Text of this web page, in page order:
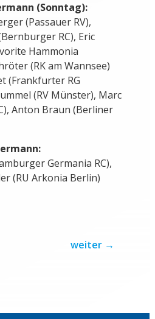
(Sonntag):
(Passauer RV),
RC), Eric
Hammonia
(RK am Wannsee)
(Frankfurter RG
(RV Münster), Marc
Anton Braun (Berliner
Germania RC),
(RU Arkonia Berlin)
weiter →